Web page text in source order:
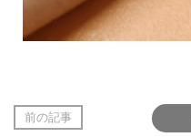
前の記事